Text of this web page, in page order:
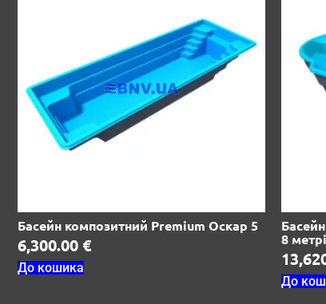
Басейн композитний Premium Оскар 5
6,300.00 €
До кошика
8
До